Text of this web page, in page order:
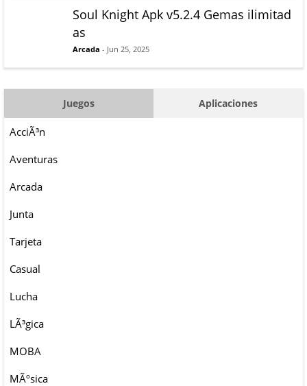
Soul Knight Apk v5.2.4 Gemas ilimitad
as
Arcada - Jun 25, 2025
Juegos Aplicaciones
AcciÃ³n
Aventuras
Arcada
Junta
Tarjeta
Casual
Lucha
LÃ³gica
MOBA
MÃºsica